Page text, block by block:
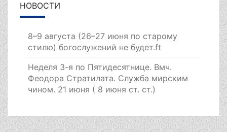
НОВОСТИ
8–9 августа (26–27 июня по старому
стилю) богослужений не будет.ft
Неделя 3-я по Пятидесятнице. Вмч.
Феодора Стратилата. Служба мирским
чином. 21 июня ( 8 июня ст. ст.)